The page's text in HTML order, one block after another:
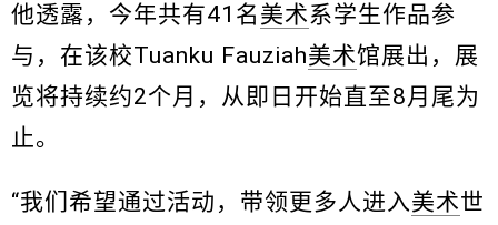
他透露，今年共有41名 美术系学生作品参
与，在该校Tuanku Fauziah美术馆展出，展
览将持续约2个月，从即日开始直至8月尾为
止。
“我们希望通过活动，带领更多人进入美术世